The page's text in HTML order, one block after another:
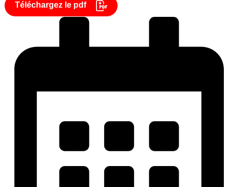
Téléchargez le pdf